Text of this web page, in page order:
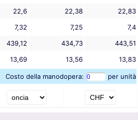
22,6 22,38
22,83
7,32 7,25
7,4
439,12 434,73
443,51
13,69 13,56 13,83
Costo della manodopera: per unità